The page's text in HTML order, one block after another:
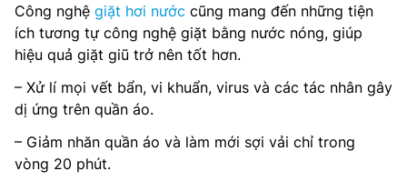
Công nghệ giặt hơi nước cũng mang đến những tiện
ích tương tự công nghệ giặt bằng nước nóng, giúp
hiệu quả giặt giũ trở nên tốt hơn.
– Xử lí mọi vết bẩn, vi khuẩn, virus và các tác nhân gây
dị ứng trên quần áo.
– Giảm nhăn quần áo và làm mới sợi vải chỉ trong
vòng 20 phút.